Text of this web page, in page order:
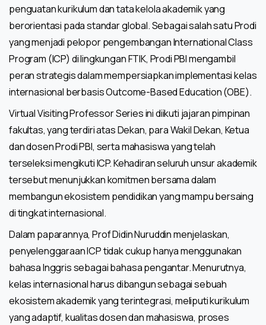
penguatan kurikulum dan tata kelola akademik yang
berorientasi pada standar global. Sebagai salah satu Prodi
yang menjadi pelopor pengembangan International Class
Program (ICP) di lingkungan FTIK, Prodi PBI mengambil
peran strategis dalam mempersiapkan implementasi kelas
internasional berbasis Outcome-Based Education (OBE).
Virtual Visiting Professor Series ini diikuti jajaran pimpinan
fakultas, yang terdiri atas Dekan, para Wakil Dekan, Ketua
dan dosen Prodi PBI, serta mahasiswa yang telah
terseleksi mengikuti ICP. Kehadiran seluruh unsur akademik
tersebut menunjukkan komitmen bersama dalam
membangun ekosistem pendidikan yang mampu bersaing
di tingkat internasional.
Dalam paparannya, Prof Didin Nuruddin menjelaskan,
penyelenggaraan ICP tidak cukup hanya menggunakan
bahasa Inggris sebagai bahasa pengantar. Menurutnya,
kelas internasional harus dibangun sebagai sebuah
ekosistem akademik yang terintegrasi, meliputi kurikulum
yang adaptif, kualitas dosen dan mahasiswa, proses